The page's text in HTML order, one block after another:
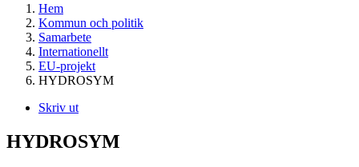
Hem
Kommun och politik
Samarbete
Internationellt
EU-projekt
HYDROSYM
Skriv ut
HYDROSYM